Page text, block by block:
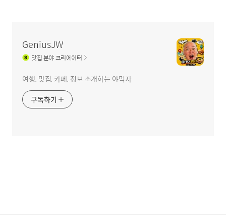
GeniusJW
맛집분야 크리에이터
여행, 맛집, 카페, 정보 소개하는 야먹자
구독하기